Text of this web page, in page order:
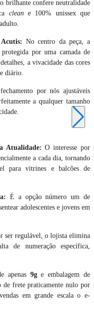
brilhante confere neutralidade
cleane 100% unissex que
No centro da peça, a
por uma camada de
a vivacidade das cores
diário.
por nós ajustáveis
a qualquer tamanho
Atualidade: O interesse por
a cada dia, tornando
para vitrines e balcões de
É a opção número um de
adolescentes e jovens em
ser regulável, o lojista elimina
de numeração específica,
apenas 9ge embalagem de
de frete praticamente nulo por
em grande escala o e-